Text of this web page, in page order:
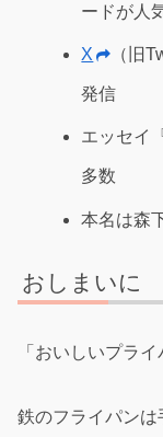
ードが人
X （旧
発信
エッセイ
多数
本名は森
おしまいに
「おいしいプラ
鉄のフライパンは